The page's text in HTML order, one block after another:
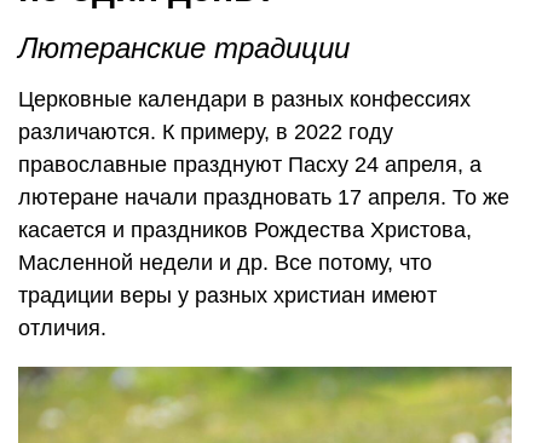
Лютеранские традиции
Церковные календари в разных конфессиях
различаются. К примеру, в 2022 году
православные празднуют Пасху 24 апреля, а
лютеране начали праздновать 17 апреля. То же
касается и праздников Рождества Христова,
Масленной недели и др. Все потому, что
традиции веры у разных христиан имеют
отличия.